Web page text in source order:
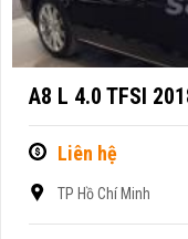
A8 L 4.0 TFSI
Liên hệ
TP Hồ Chí Minh